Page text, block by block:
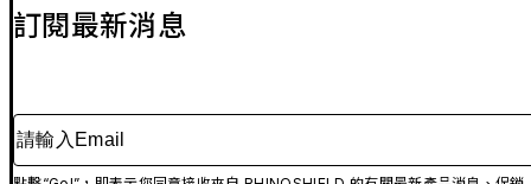
訂閱最新消息
請輸入Email